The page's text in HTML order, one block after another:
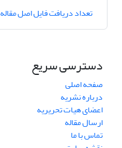
تعداد دریافت فایل اصل مقاله
دسترسی سریع
صفحه اصلی
درباره نشریه
اعضای هیات تحریریه
ارسال مقاله
تماس با ما